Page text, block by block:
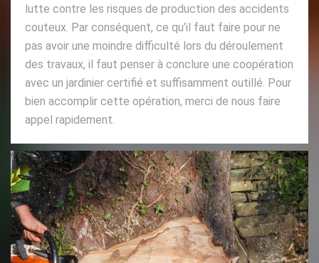
lutte contre les risques de production des accidents
couteux. Par conséquent, ce qu’il faut faire pour ne
pas avoir une moindre difficulté lors du déroulement
des travaux, il faut penser à conclure une coopération
avec un jardinier certifié et suffisamment outillé. Pour
bien accomplir cette opération, merci de nous faire
appel rapidement.